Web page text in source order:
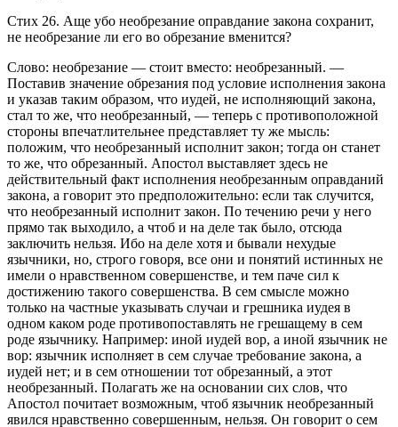
Стих 26. Аще убо необрезание оправдание закона сохранит,
не необрезание ли его во обрезание вменится?
Слово: необрезание — стоит вместо: необрезанный. —
Поставив значение обрезания под условие исполнения закона
и указав таким образом, что иудей, не исполняющий закона,
стал то же, что необрезанный, — теперь с противоположной
стороны впечатлительнее представляет ту же мысль:
положим, что необрезанный исполнит закон; тогда он станет
то же, что обрезанный. Апостол выставляет здесь не
действительный факт исполнения необрезанным оправданий
закона, а говорит это предположительно: если так случится,
что необрезанный исполнит закон. По течению речи у него
прямо так выходило, а чтоб и на деле так было, отсюда
заключить нельзя. Ибо на деле хотя и бывали нехудые
язычники, но, строго говоря, все они и понятий истинных не
имели о нравственном совершенстве, и тем паче сил к
достижению такого совершенства. В сем смысле можно
только на частные указывать случаи и грешника иудея в
одном каком роде противопоставлять не грешащему в сем
роде язычнику. Например: иной иудей вор, а иной язычник не
вор: язычник исполняет в сем случае требование закона, а
иудей нет; и в сем отношении тот обрезанный, а этот
необрезанный. Полагать же на основании сих слов, что
Апостол почитает возможным, чтоб язычник необрезанный
явился нравственно совершенным, нельзя. Он говорит о сем